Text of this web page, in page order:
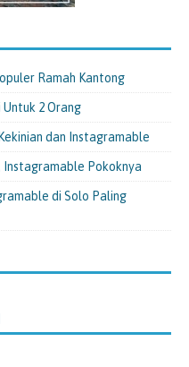
Ramah Kantong
2 Orang
dan Instagramable
Instagramable Pokoknya
di Solo Paling